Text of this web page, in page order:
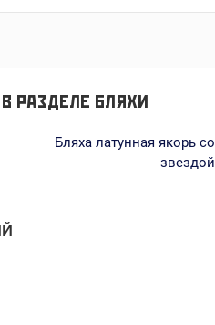
РАЗДЕЛЕ БЛЯХИ
Бляха латунная якорь со
звездой